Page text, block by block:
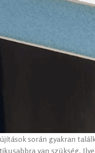
során gyakran
van szükség.